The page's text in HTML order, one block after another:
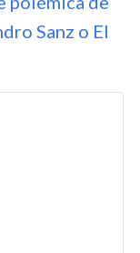
Sanz o El